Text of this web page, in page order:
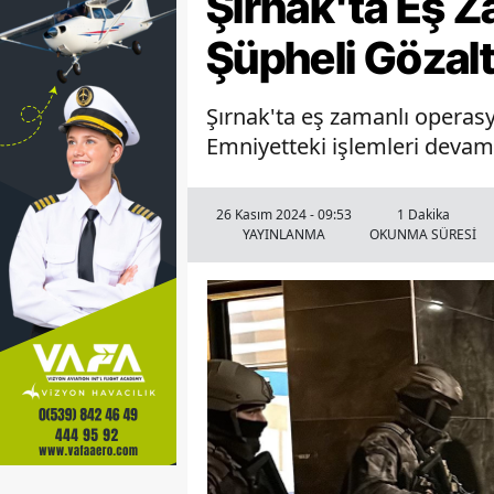
Şüpheli
Şırnak'ta eş zamanlı
Emniyetteki işlemleri
26 Kasım 2024 - 09:53
YAYINLANMA
1 Dakika
OKUNMA SÜRESİ